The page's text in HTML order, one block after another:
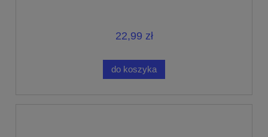
22,99 zł
do koszyka